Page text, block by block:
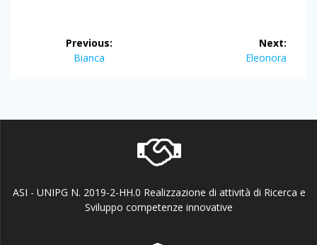
navigation
Previous:
Previous
Bianca
Next:
Next
Eleonora
ASI - UNIPG N. 2019-2-HH.0 Realizzazione di attività di Ricerca e
Sviluppo competenze innovative